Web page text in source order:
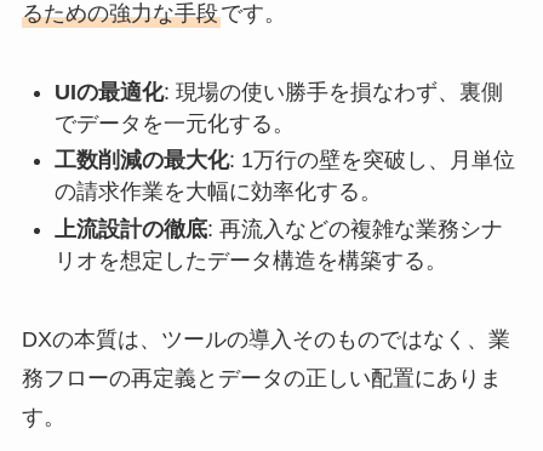
るための強力な手段です。
UIの最適化: 現場の使い勝手を損なわず、裏側
でデータを一元化する。
工数削減の最大化: 1万行の壁を突破し、月単位
の請求作業を大幅に効率化する。
上流設計の徹底: 再流入などの複雑な業務シナ
リオを想定したデータ構造を構築する。
DXの本質は、ツールの導入そのものではなく、業
務フローの再定義とデータの正しい配置にありま
す。